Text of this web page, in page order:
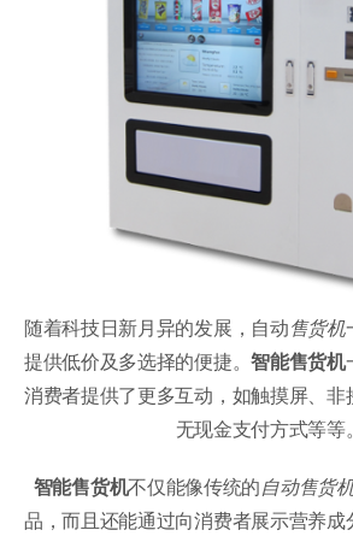
随着科技日新月异的发展，自动售货机
提供低价及多选择的便捷。智能售货机
消费者提供了更多互动，如触摸屏、
无现金支付方式等等。
智能售货机不仅能像传统的自动售货
品，而且还能通过向消费者展示营养成